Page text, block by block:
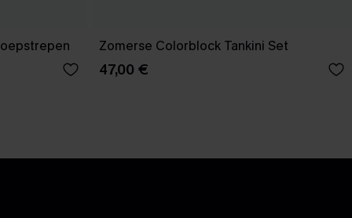
Zomerse Colorblock Tankini Set
47,00 €